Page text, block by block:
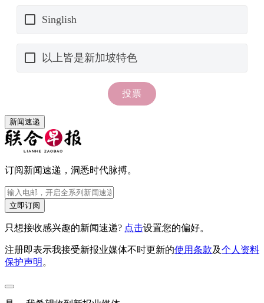
新闻速递
订阅新闻速递，洞悉时代脉搏。
立即订阅
只想接收感兴趣的新闻速递? 点击设置您的偏好。
注册即表示我接受新报业媒体不时更新的使用条款及个人资料
保护声明 。